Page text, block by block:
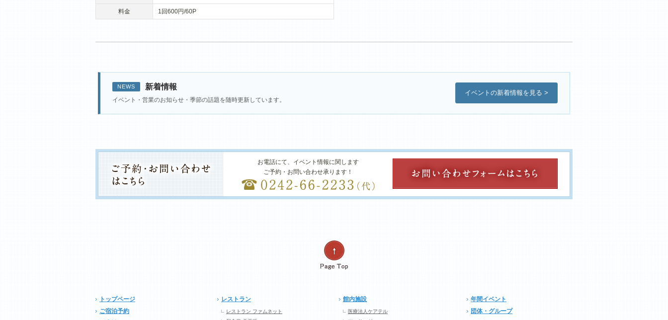
料金 1回600円/60P
NEWS 新着情報
イベント・営業のお知らせ・季節の話題を随時更新しています。
イベントの新着情報を見る >
お電話にて、イベント情報に関します
ご予約・お問い合わせ承ります！
トップページ
ご宿泊予約
レストラン
レストラン ファムネット
館内施設
医療法人ケアテル
年間イベント
団体・グループ